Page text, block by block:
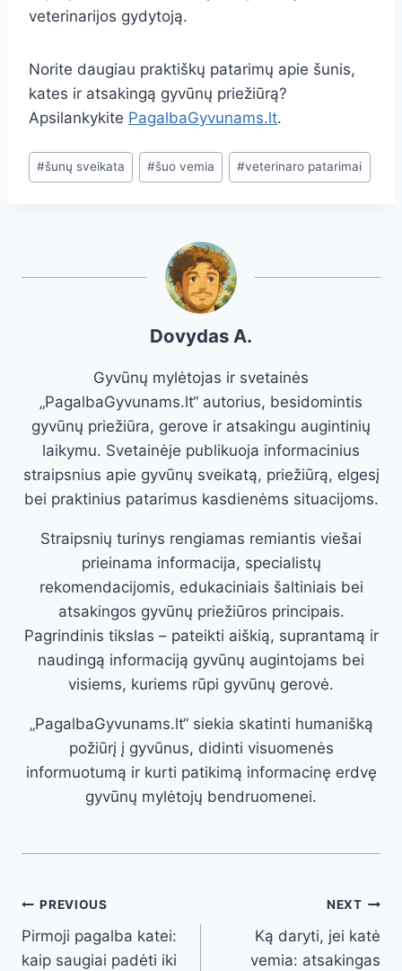
veterinarijos gydytoją.
Norite daugiau praktiškų patarimų apie šunis,
kates ir atsakingą gyvūnų priežiūrą?
Apsilankykite PagalbaGyvunams.lt.
Post
Tags:
#šunų sveikata #šuo vemia #veterinaro patarimai
Dovydas A.
Gyvūnų mylėtojas ir svetainės
„PagalbaGyvunams.lt“ autorius, besidomintis
gyvūnų priežiūra, gerove ir atsakingu augintinių
laikymu. Svetainėje publikuoja informacinius
straipsnius apie gyvūnų sveikatą, priežiūrą, elgesį
bei praktinius patarimus kasdienėms situacijoms.
Straipsnių turinys rengiamas remiantis viešai
prieinama informacija, specialistų
rekomendacijomis, edukaciniais šaltiniais bei
atsakingos gyvūnų priežiūros principais.
Pagrindinis tikslas – pateikti aiškią, suprantamą ir
naudingą informaciją gyvūnų augintojams bei
visiems, kuriems rūpi gyvūnų gerovė.
„PagalbaGyvunams.lt“ siekia skatinti humanišką
požiūrį į gyvūnus, didinti visuomenės
informuotumą ir kurti patikimą informacinę erdvę
gyvūnų mylėtojų bendruomenei.
Post
navigation
PREVIOUS
Pirmoji pagalba katei:
kaip saugiai padėti iki
NEXT
Ką daryti, jei katė
vemia: atsakingas